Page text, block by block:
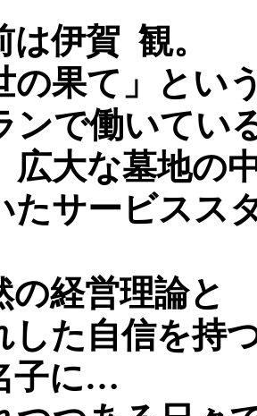
は伊賀 観。
の果て」とい
ンで働いてい
広大な墓地の
たサービスス
の経営理論と
した自信を持
子に…